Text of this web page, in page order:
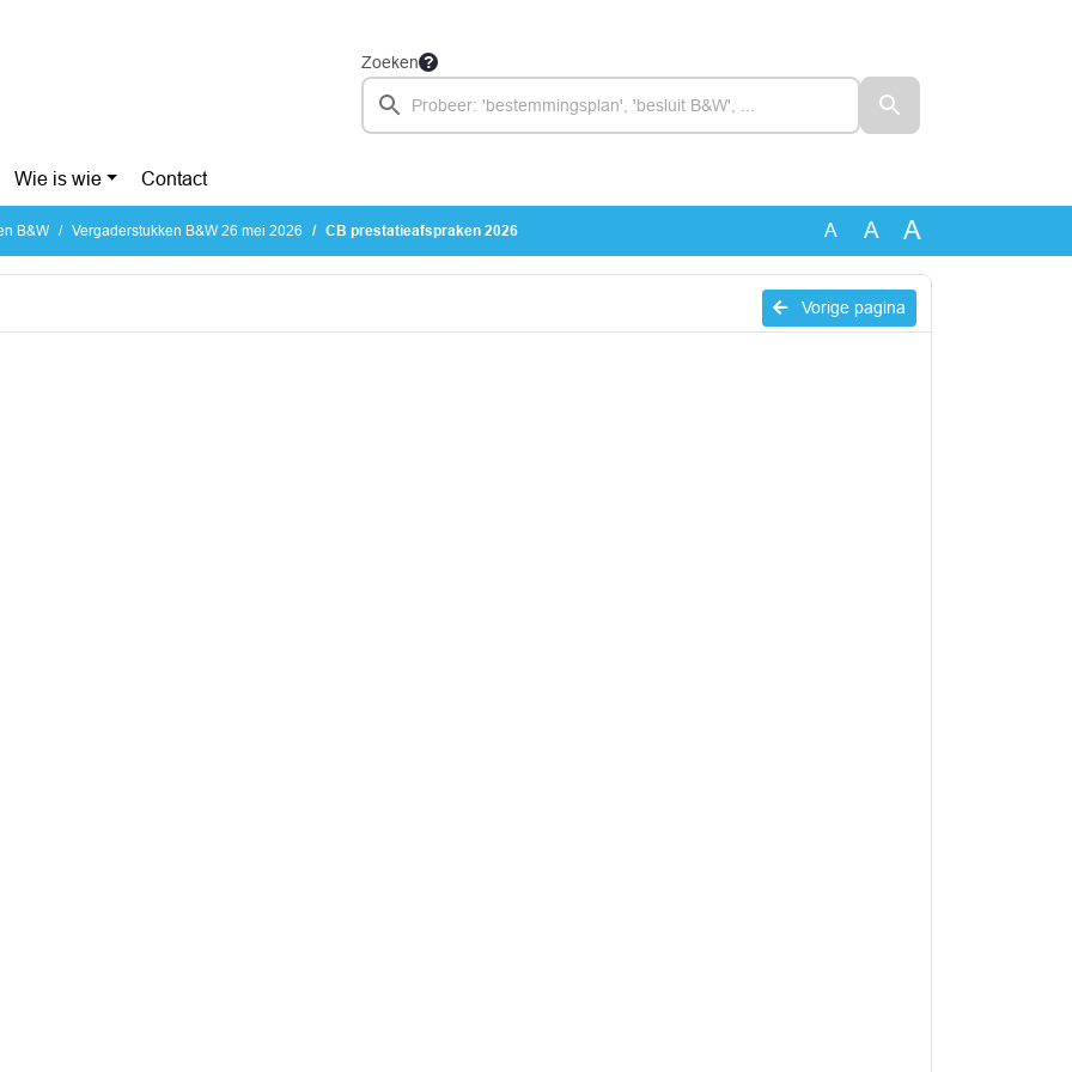
Zoeken
Wie is wie Contact
B&W Vergaderstukken B&W 26 mei 2026 CB prestatieafspraken 2026 A A A
Vorige pagina